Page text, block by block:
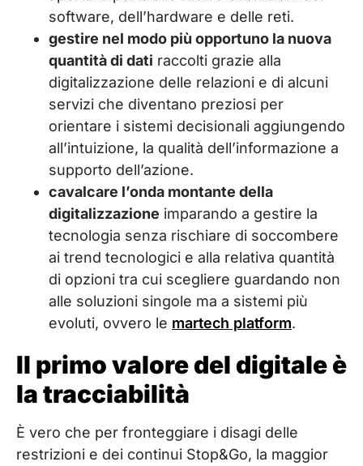
software, dell’hardware e delle reti.
gestire nel modo più opportuno la nuova
quantità di dati raccolti grazie alla
digitalizzazione delle relazioni e di alcuni
servizi che diventano preziosi per
orientare i sistemi decisionali aggiungendo
all’intuizione, la qualità dell’informazione a
supporto dell’azione.
cavalcare l’onda montante della
digitalizzazione imparando a gestire la
tecnologia senza rischiare di soccombere
ai trend tecnologici e alla relativa quantità
di opzioni tra cui scegliere guardando non
alle soluzioni singole ma a sistemi più
evoluti, ovvero le martech platform.
Il primo valore del digitale è
la tracciabilità
È vero che per fronteggiare i disagi delle
restrizioni e dei continui Stop&Go, la maggior